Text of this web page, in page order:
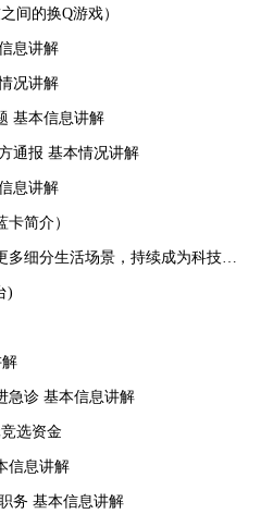
间的换Q游戏）
息讲解
况讲解
基本信息讲解
通报 基本情况讲解
息讲解
简介）
新的风向标，出现新面孔，为行业发展带来新的机遇|产业链情报站
)
急诊 基本信息讲解
选资金
信息讲解
务 基本信息讲解